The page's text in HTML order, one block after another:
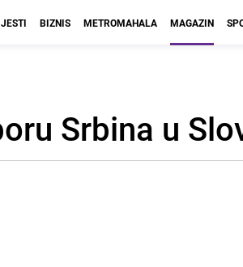
BIZNIS METROMAHALA MAGAZIN
Srbina u